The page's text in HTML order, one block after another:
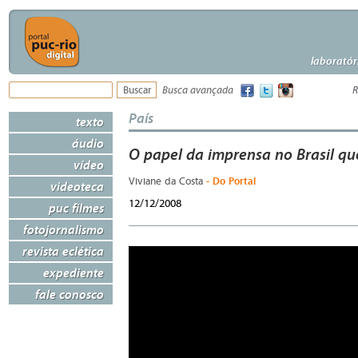
Busca avançada
texto
áudio
vídeo
videoteca
puc filmes
fotojornalismo
revista eclética
expediente
fale conosco
País
O papel da imprensa no Brasil
Viviane da Costa - Do Portal
12/12/2008